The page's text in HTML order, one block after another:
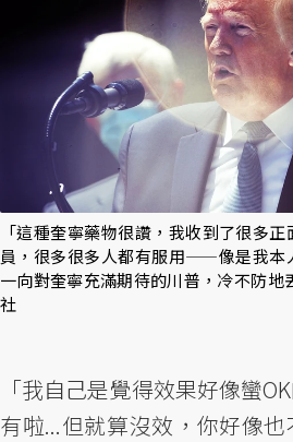
「這種奎寧藥物很讚，我收到了很多
員，很多很多人都有服用——像是我本
一向對奎寧充滿期待的川普，冷不防地
社
「我自己是覺得效果好像蠻
有啦...但就算沒效，你好像